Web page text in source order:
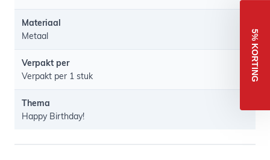
Materiaal
Metaal
Verpakt per
Verpakt per 1 stuk
Thema
Happy Birthday!
5% KORTING